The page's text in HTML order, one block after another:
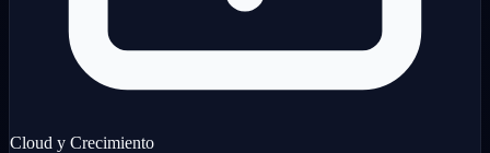
Cloud y Crecimiento